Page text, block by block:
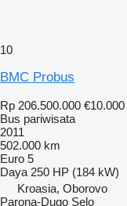
10
BMC Probus
Rp 206.500.000 €10.000
Bus pariwisata
2011
502.000 km
Euro 5
Daya 250 HP (184 kW)
Kroasia, Oborovo
Parona-Dugo Selo